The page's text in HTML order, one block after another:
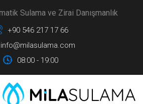
Sulama ve Zirai Danışmanlık
+90 546 217 17 66
info@milasulama.com
08:00 - 19:00